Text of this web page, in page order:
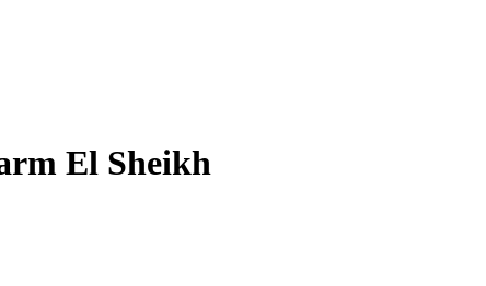
El Sheikh